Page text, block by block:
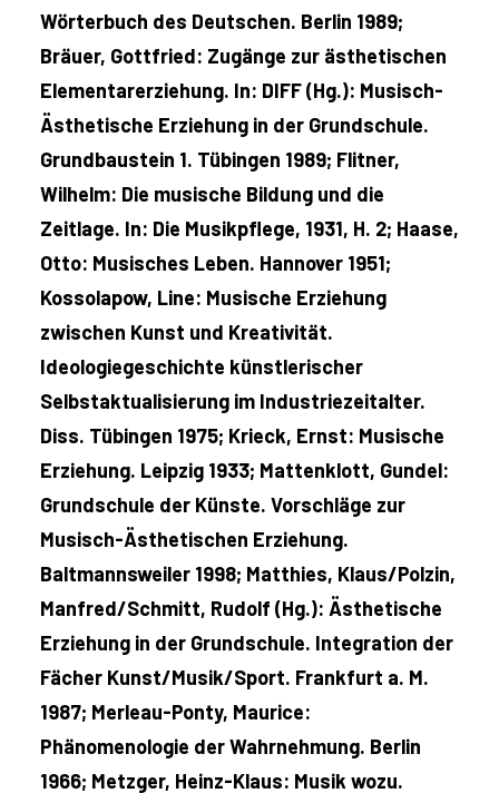
Wörterbuch des Deutschen. Berlin 1989;
Bräuer, Gottfried: Zugänge zur ästhetischen
Elementarerziehung. In: DIFF (Hg.): Musisch-
Ästhetische Erziehung in der Grundschule.
Grundbaustein 1. Tübingen 1989; Flitner,
Wilhelm: Die musische Bildung und die
Zeitlage. In: Die Musikpflege, 1931, H. 2; Haase,
Otto: Musisches Leben. Hannover 1951;
Kossolapow, Line: Musische Erziehung
zwischen Kunst und Kreativität.
Ideologiegeschichte künstlerischer
Selbstaktualisierung im Industriezeitalter.
Diss. Tübingen 1975; Krieck, Ernst: Musische
Erziehung. Leipzig 1933; Mattenklott, Gundel:
Grundschule der Künste. Vorschläge zur
Musisch-Ästhetischen Erziehung.
Baltmannsweiler 1998; Matthies, Klaus/Polzin,
Manfred/Schmitt, Rudolf (Hg.): Ästhetische
Erziehung in der Grundschule. Integration der
Fächer Kunst/Musik/Sport. Frankfurt a. M.
1987; Merleau-Ponty, Maurice:
Phänomenologie der Wahrnehmung. Berlin
1966; Metzger, Heinz-Klaus: Musik wozu.